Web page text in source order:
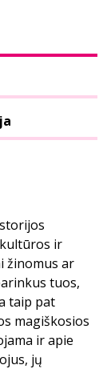
ir
žinomus ar
tuos,
taip pat
magiškosios
ir apie
jų